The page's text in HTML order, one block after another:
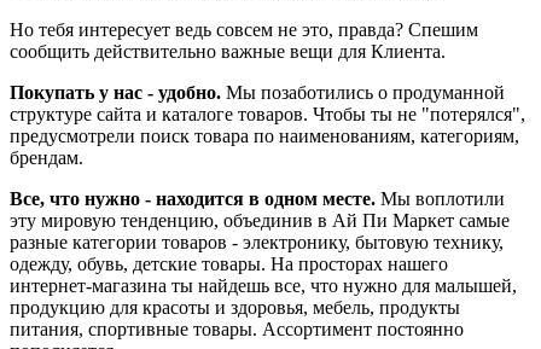
Но тебя интересует ведь совсем не это, правда? Спешим
сообщить действительно важные вещи для Клиента.
Покупать у нас - удобно. Мы позаботились о продуманной
структуре сайта и каталоге товаров. Чтобы ты не "потерялся",
предусмотрели поиск товара по наименованиям, категориям,
брендам.
Все, что нужно - находится в одном месте. Мы воплотили
эту мировую тенденцию, объединив в Ай Пи Маркет самые
разные категории товаров - электронику, бытовую технику,
одежду, обувь, детские товары. На просторах нашего
интернет-магазина ты найдешь все, что нужно для малышей,
продукцию для красоты и здоровья, мебель, продукты
питания, спортивные товары. Ассортимент постоянно